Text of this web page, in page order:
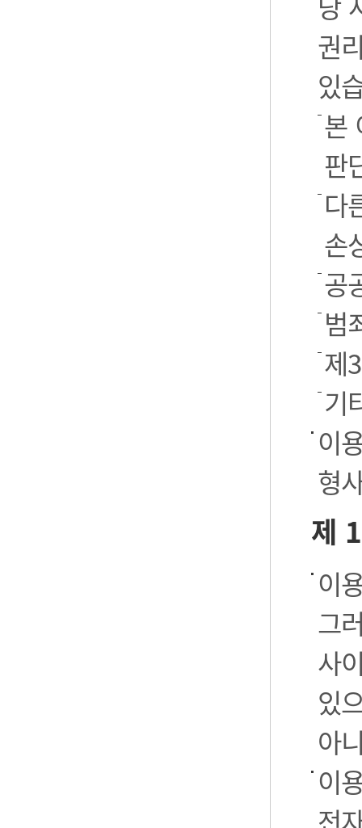
권
있
본
판
다
손
공
범
제
기
이
형
제
이
그
사
있
아
이